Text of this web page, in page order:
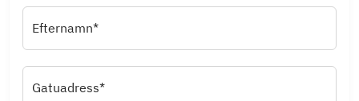
Efternamn*
Gatuadress*